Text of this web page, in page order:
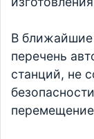
В
перечень
станций, не